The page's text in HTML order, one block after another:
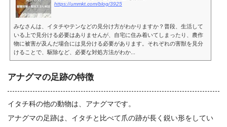
https://ummkt.com/blog/3925
みなさんは、イタチやテンなどの見分け方がわかりますか？普段、生活して
いる上で見分ける必要はありませんが、自宅に住み着いてしまったり、農作
物に被害が及んだ場合には見分ける必要があります。それぞれの害獣を見分
けることで、駆除など、必要な対処方法がわか...
アナグマの足跡の特徴
イタチ科の他の動物は、アナグマです。
アナグマの足跡は、イタチと比べて爪の跡が長く鋭い形をしてい